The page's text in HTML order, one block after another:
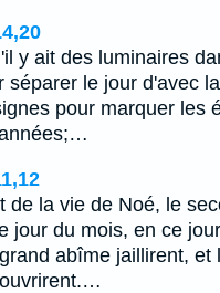
y ait des luminaires
séparer le jour d'avec
pour marquer les
de la vie de Noé, le
jour du mois, en ce
abîme jaillirent, et